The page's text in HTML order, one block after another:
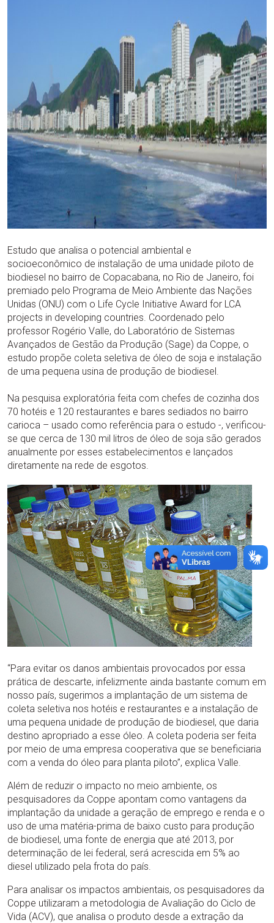
Estudo que analisa o potencial ambiental e
socioeconômico de instalação de uma unidade piloto de
biodiesel no bairro de Copacabana, no Rio de Janeiro, foi
premiado pelo Programa de Meio Ambiente das Nações
Unidas (ONU) com o Life Cycle Initiative Award for LCA
projects in developing countries. Coordenado pelo
professor Rogério Valle, do Laboratório de Sistemas
Avançados de Gestão da Produção (Sage) da Coppe, o
estudo propõe coleta seletiva de óleo de soja e instalação
de uma pequena usina de produção de biodiesel.
Na pesquisa exploratória feita com chefes de cozinha dos
70 hotéis e 120 restaurantes e bares sediados no bairro
carioca – usado como referência para o estudo -, verificou-
se que cerca de 130 mil litros de óleo de soja são gerados
anualmente por esses estabelecimentos e lançados
diretamente na rede de esgotos.
“Para evitar os danos ambientais provocados por essa
prática de descarte, infelizmente ainda bastante comum em
nosso país, sugerimos a implantação de um sistema de
coleta seletiva nos hotéis e restaurantes e a instalação de
uma pequena unidade de produção de biodiesel, que daria
destino apropriado a esse óleo. A coleta poderia ser feita
por meio de uma empresa cooperativa que se beneficiaria
com a venda do óleo para planta piloto”, explica Valle.
Além de reduzir o impacto no meio ambiente, os
pesquisadores da Coppe apontam como vantagens da
implantação da unidade a geração de emprego e renda e o
uso de uma matéria-prima de baixo custo para produção
de biodiesel, uma fonte de energia que até 2013, por
determinação de lei federal, será acrescida em 5% ao
diesel utilizado pela frota do país.
Para analisar os impactos ambientais, os pesquisadores da
Coppe utilizaram a metodologia de Avaliação do Ciclo de
Vida (ACV), que analisa o produto desde a extração da